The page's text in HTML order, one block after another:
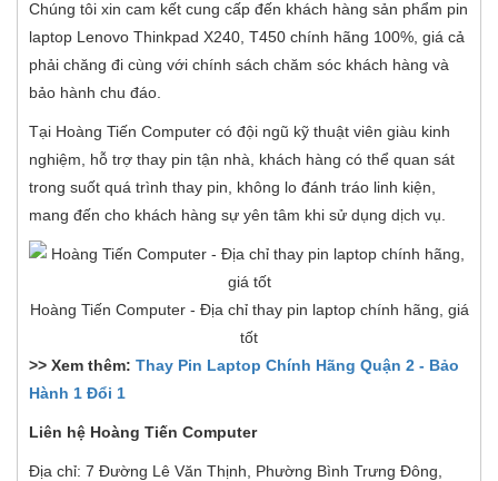
Chúng tôi xin cam kết cung cấp đến khách hàng sản phẩm pin
laptop Lenovo Thinkpad X240, T450 chính hãng 100%, giá cả
phải chăng đi cùng với chính sách chăm sóc khách hàng và
bảo hành chu đáo.
Tại Hoàng Tiến Computer có đội ngũ kỹ thuật viên giàu kinh
nghiệm, hỗ trợ thay pin tận nhà, khách hàng có thể quan sát
trong suốt quá trình thay pin, không lo đánh tráo linh kiện,
mang đến cho khách hàng sự yên tâm khi sử dụng dịch vụ.
Hoàng Tiến Computer - Địa chỉ thay pin laptop chính hãng, giá
tốt
>> Xem thêm: Thay Pin Laptop Chính Hãng Quận 2 - Bảo
Hành 1 Đổi 1
Liên hệ Hoàng Tiến Computer
Địa chỉ: 7 Đường Lê Văn Thịnh, Phường Bình Trưng Đông,